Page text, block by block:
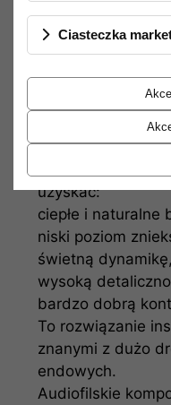
ograniczyć
grania wysokich
Efektem jest
naturalny przekaz.
Pure Piston Dual
Nowoczesne
Magnet pracują
precyzyjnie. Ich
uzyskać:
ciepłe i naturalne
niski poziom
świetną dynamikę,
wysoką
bardzo dobrą
To rozwiązanie
znanymi z dużo
endowych.
Audiofilskie
Ciasteczka